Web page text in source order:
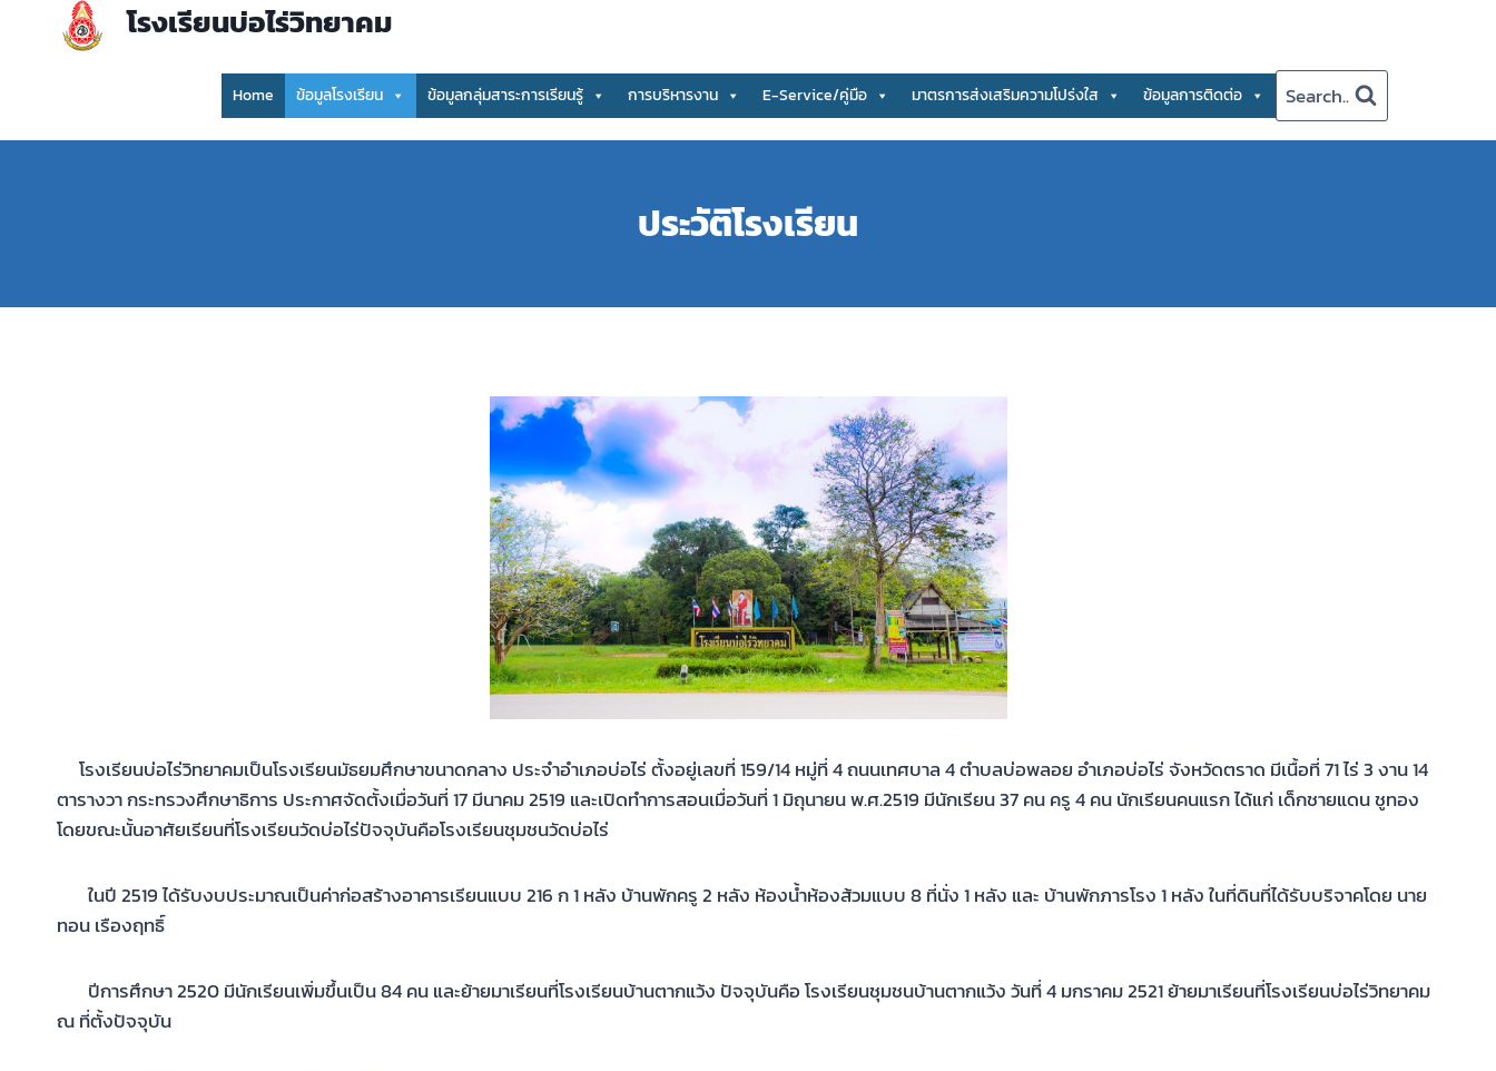
โรงเรียนบ่อไร่วิทยาคม
Home ข้อมูลโรงเรียน ข้อมูลกลุ่มสาระการเรียนรู้ การบริหารงาน E-Service/คู่มือ มาตรการส่งเสริมความโปร่งใส ข้อมูลการติดต่อ Search..
ประวัติโรงเรียน
โรงเรียนบ่อไร่วิทยาคมเป็นโรงเรียนมัธยมศึกษาขนาดกลาง ประจำอำเภอบ่อไร่ ตั้งอยู่เลขที่ 159/14 หมู่ที่ 4 ถนนเทศบาล 4 ตำบลบ่อพลอย อำเภอบ่อไร่ จังหวัดตราด มีเนื้อที่ 71 ไร่ 3 งาน 14
ตารางวา กระทรวงศึกษาธิการ ประกาศจัดตั้งเมื่อวันที่ 17 มีนาคม 2519 และเปิดทำการสอนเมื่อวันที่ 1 มิถุนายน พ.ศ.2519 มีนักเรียน 37 คน ครู 4 คน นักเรียนคนแรก ได้แก่ เด็กชายแดน ชูทอง
โดยขณะนั้นอาศัยเรียนที่โรงเรียนวัดบ่อไร่ปัจจุบันคือโรงเรียนชุมชนวัดบ่อไร่
ในปี 2519 ได้รับงบประมาณเป็นค่าก่อสร้างอาคารเรียนแบบ 216 ก 1 หลัง บ้านพักครู 2 หลัง ห้องน้ำห้องส้วมแบบ 8 ที่นั่ง 1 หลัง และ บ้านพักภารโรง 1 หลัง ในที่ดินที่ได้รับบริจาคโดย นาย
ทอน เรืองฤทธิ์
ปีการศึกษา 2520 มีนักเรียนเพิ่มขึ้นเป็น 84 คน และย้ายมาเรียนที่โรงเรียนบ้านตากแว้ง ปัจจุบันคือ โรงเรียนชุมชนบ้านตากแว้ง วันที่ 4 มกราคม 2521 ย้ายมาเรียนที่โรงเรียนบ่อไร่วิทยาคม
ณ ที่ตั้งปัจจุบัน